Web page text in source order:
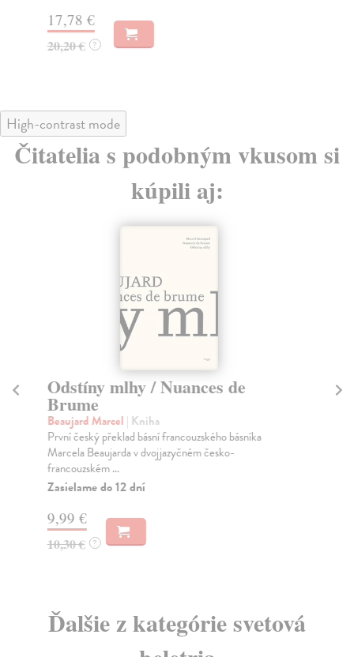
17,78 €
20,20 € ?
High-contrast mode
Čitatelia s podobným vkusom si
kúpili aj:
Odstíny mlhy / Nuances de
Brume
Beaujard Marcel | Kniha
První český překlad básní francouzského básníka
Marcela Beaujarda v dvojjazyčném česko-
francouzském ...
Zasielame do 12 dní
9,99 €
10,30 € ?
Ďalšie z kategórie svetová